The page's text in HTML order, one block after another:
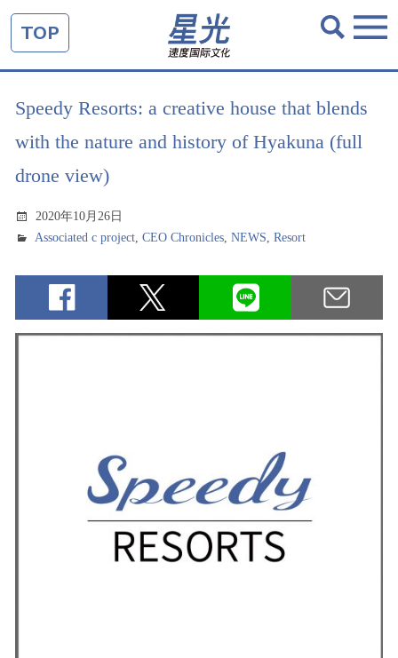
TOP
Speedy Resorts: a creative house that blends
with the nature and history of Hyakuna (full
drone view)
2020年10月26日
Associated c project,CEO Chronicles,NEWS,Resort